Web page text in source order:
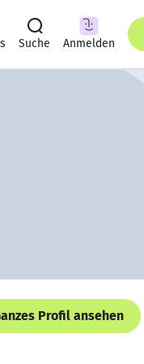
Suche Anmelden
Profil ansehen